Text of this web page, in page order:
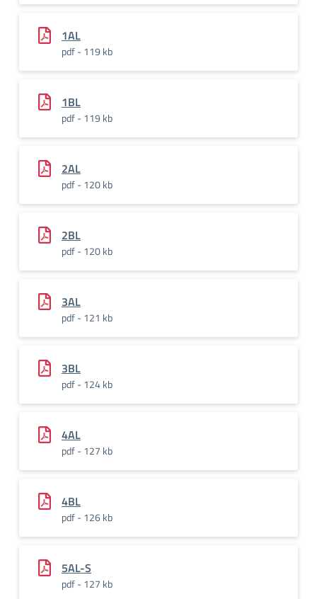
1AL
pdf - 119 kb
1BL
pdf - 119 kb
2AL
pdf - 120 kb
2BL
pdf - 120 kb
3AL
pdf - 121 kb
3BL
pdf - 124 kb
4AL
pdf - 127 kb
4BL
pdf - 126 kb
5AL-S
pdf - 127 kb